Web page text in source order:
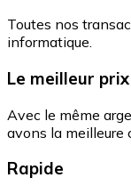
Toutes nos
informatique.
Le meilleur prix
Avec le même
avons la meilleure
Rapide